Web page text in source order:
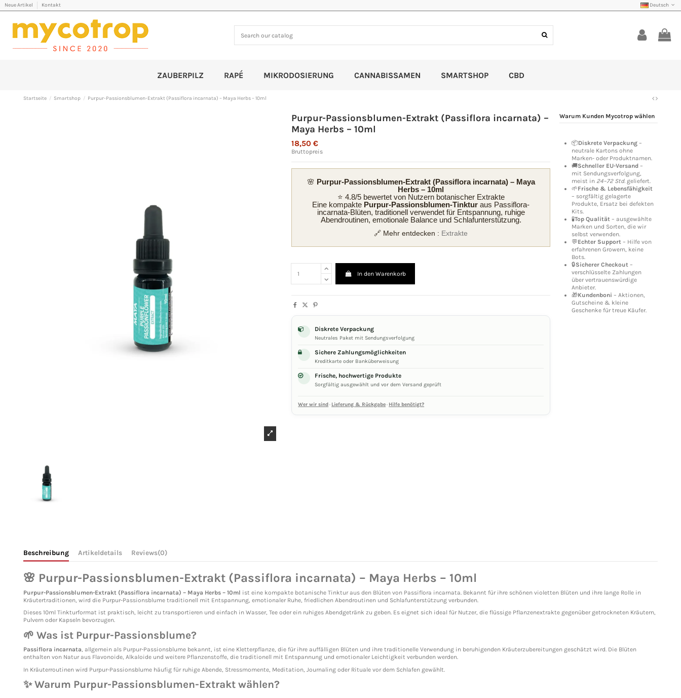
Neue Artikel Kontakt Deutsch
ZAUBERPILZ RAPÉ MIKRODOSIERUNG CANNABISSAMEN SMARTSHOP CBD
Startseite Smartshop Purpur-Passionsblumen-Extrakt (Passiflora incarnata) – Maya Herbs – 10ml
Purpur-Passionsblumen-Extrakt (Passiflora incarnata) –
Maya Herbs – 10ml
18,50 €
Bruttopreis
🌸 Purpur-Passionsblumen-Extrakt (Passiflora incarnata) – Maya
Herbs – 10ml
⭐ 4.8/5 bewertet von Nutzern botanischer Extrakte
Eine kompakte Purpur-Passionsblumen-Tinktur aus Passiflora-
incarnata-Blüten, traditionell verwendet für Entspannung, ruhige
Abendroutinen, emotionale Balance und Schlafunterstützung.
🔗 Mehr entdecken : Extrakte
In den Warenkorb
Diskrete Verpackung
Neutrales Paket mit Sendungsverfolgung
Sichere Zahlungsmöglichkeiten
Kreditkarte oder Banküberweisung
Frische, hochwertige Produkte
Sorgfältig ausgewählt und vor dem Versand geprüft
Wer wir sind· Lieferung & Rückgabe· Hilfe benötigt?
Warum Kunden Mycotrop wählen
📦Diskrete Verpackung –
neutrale Kartons ohne
Marken- oder Produktnamen.
🚚Schneller EU-Versand –
mit Sendungsverfolgung,
meist in 24–72 Std. geliefert.
🌱Frische & Lebensfähigkeit
– sorgfältig gelagerte
Produkte, Ersatz bei defekten
Kits.
🧪Top Qualität – ausgewählte
Marken und Sorten, die wir
selbst verwenden.
💬Echter Support – Hilfe von
erfahrenen Growern, keine
Bots.
🔒Sicherer Checkout –
verschlüsselte Zahlungen
über vertrauenswürdige
Anbieter.
🎁Kundenboni – Aktionen,
Gutscheine & kleine
Geschenke für treue Käufer.
Beschreibung Artikeldetails Reviews(0)
🌸 Purpur-Passionsblumen-Extrakt (Passiflora incarnata) – Maya Herbs – 10ml
Purpur-Passionsblumen-Extrakt (Passiflora incarnata) – Maya Herbs – 10ml ist eine kompakte botanische Tinktur aus den Blüten von Passiflora incarnata. Bekannt für ihre schönen violetten Blüten und ihre lange Rolle in
Kräutertraditionen, wird die Purpur-Passionsblume traditionell mit Entspannung, emotionaler Ruhe, friedlichen Abendroutinen und Schlafunterstützung verbunden.
Dieses 10ml Tinkturformat ist praktisch, leicht zu transportieren und einfach in Wasser, Tee oder ein ruhiges Abendgetränk zu geben. Es eignet sich ideal für Nutzer, die flüssige Pflanzenextrakte gegenüber getrockneten Kräutern,
Pulvern oder Kapseln bevorzugen.
🌱 Was ist Purpur-Passionsblume?
Passiflora incarnata, allgemein als Purpur-Passionsblume bekannt, ist eine Kletterpflanze, die für ihre auffälligen Blüten und ihre traditionelle Verwendung in beruhigenden Kräuterzubereitungen geschätzt wird. Die Blüten
enthalten von Natur aus Flavonoide, Alkaloide und weitere Pflanzenstoffe, die traditionell mit Entspannung und emotionaler Leichtigkeit verbunden werden.
In Kräuterroutinen wird Purpur-Passionsblume häufig für ruhige Abende, Stressmomente, Meditation, Journaling oder Rituale vor dem Schlafen gewählt.
✨ Warum Purpur-Passionsblumen-Extrakt wählen?